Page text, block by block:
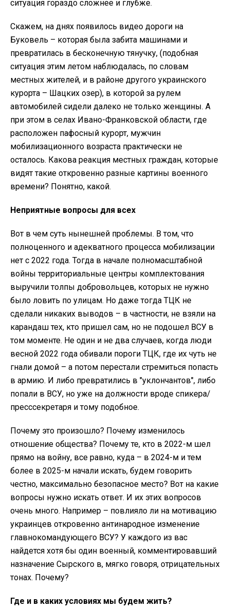
ситуация гораздо сложнее и глубже.
Скажем, на днях появилось видео дороги на
Буковель – которая была забита машинами и
превратилась в бесконечную тянучку, (подобная
ситуация этим летом наблюдалась, по словам
местных жителей, и в районе другого украинского
курорта – Шацких озер), в которой за рулем
автомобилей сидели далеко не только женщины. А
при этом в селах Ивано-Франковской области, где
расположен пафосный курорт, мужчин
мобилизационного возраста практически не
осталось. Какова реакция местных граждан, которые
видят такие откровенно разные картины военного
времени? Понятно, какой.
Неприятные вопросы для всех
Вот в чем суть нынешней проблемы. В том, что
полноценного и адекватного процесса мобилизации
нет с 2022 года. Тогда в начале полномасштабной
войны территориальные центры комплектования
выручили толпы добровольцев, которых не нужно
было ловить по улицам. Но даже тогда ТЦК не
сделали никаких выводов – в частности, не взяли на
карандаш тех, кто пришел сам, но не подошел ВСУ в
том моменте. Не один и не два случаев, когда люди
весной 2022 года обивали пороги ТЦК, где их чуть не
гнали домой – а потом перестали стремиться попасть
в армию. И либо превратились в "уклончантов", либо
попали в ВСУ, но уже на должности вроде спикера/
пресссекретаря и тому подобное.
Почему это произошло? Почему изменилось
отношение общества? Почему те, кто в 2022-м шел
прямо на войну, все равно, куда – в 2024-м и тем
более в 2025-м начали искать, будем говорить
честно, максимально безопасное место? Вот на какие
вопросы нужно искать ответ. И их этих вопросов
очень много. Например – повлияло ли на мотивацию
украинцев откровенно антинародное изменение
главнокомандующего ВСУ? У каждого из вас
найдется хотя бы один военный, комментировавший
назначение Сырского в, мягко говоря, отрицательных
тонах. Почему?
Где и в каких условиях мы будем жить?